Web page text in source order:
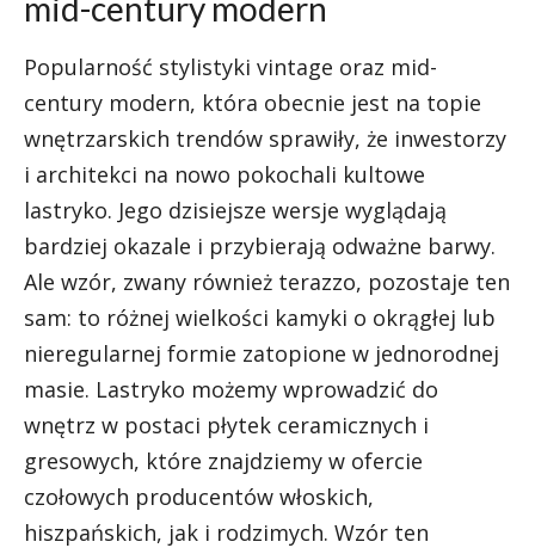
Popularność stylistyki vintage oraz mid-
century modern, która obecnie jest na topie
wnętrzarskich trendów sprawiły, że inwestorzy
i architekci na nowo pokochali kultowe
lastryko. Jego dzisiejsze wersje wyglądają
bardziej okazale i przybierają odważne barwy.
Ale wzór, zwany również terazzo, pozostaje ten
sam: to różnej wielkości kamyki o okrągłej lub
nieregularnej formie zatopione w jednorodnej
masie. Lastryko możemy wprowadzić do
wnętrz w postaci płytek ceramicznych i
gresowych, które znajdziemy w ofercie
czołowych producentów włoskich,
hiszpańskich, jak i rodzimych. Wzór ten